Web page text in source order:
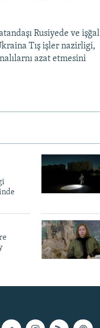
Rusiyede ve işğal
Tış işler nazirligi,
azat etmesini